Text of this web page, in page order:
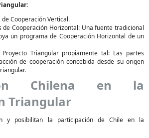
Cooperación Vertical.
de Cooperación Horizontal: Una fuente tradicional
un programa de Cooperación Horizontal de un
Triangular propiamente tal: Las partes
de cooperación concebida desde su origen
Chilena en la
Triangular
y posibilitan la participación de Chile en la